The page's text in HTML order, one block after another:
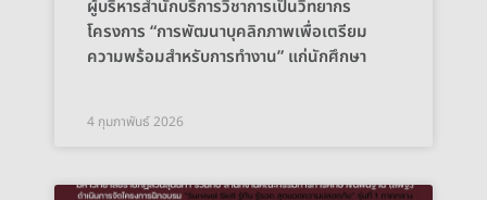
ผู้บริหารสำนักบริการวิชาการเป็นวิทยากร
โครงการ “การพัฒนาบุคลิกภาพเพื่อเตรียม
ความพร้อมสำหรับการทำงาน” แก่นักศึกษา
4 กุมภาพันธ์ 2026